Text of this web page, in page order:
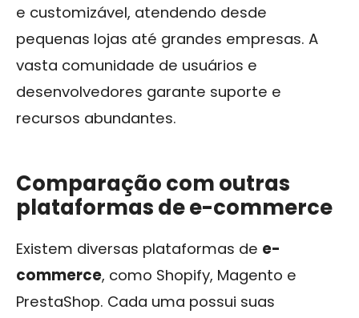
e customizável, atendendo desde
pequenas lojas até grandes empresas. A
vasta comunidade de usuários e
desenvolvedores garante suporte e
recursos abundantes.
Comparação com outras
plataformas de e-commerce
Existem diversas plataformas de e-
commerce, como Shopify, Magento e
PrestaShop. Cada uma possui suas